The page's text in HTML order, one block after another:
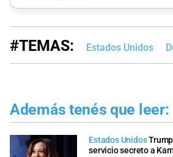
#TEMAS: Estados Unidos
Además tenés que leer:
Estados Unidos
servicio secreto a